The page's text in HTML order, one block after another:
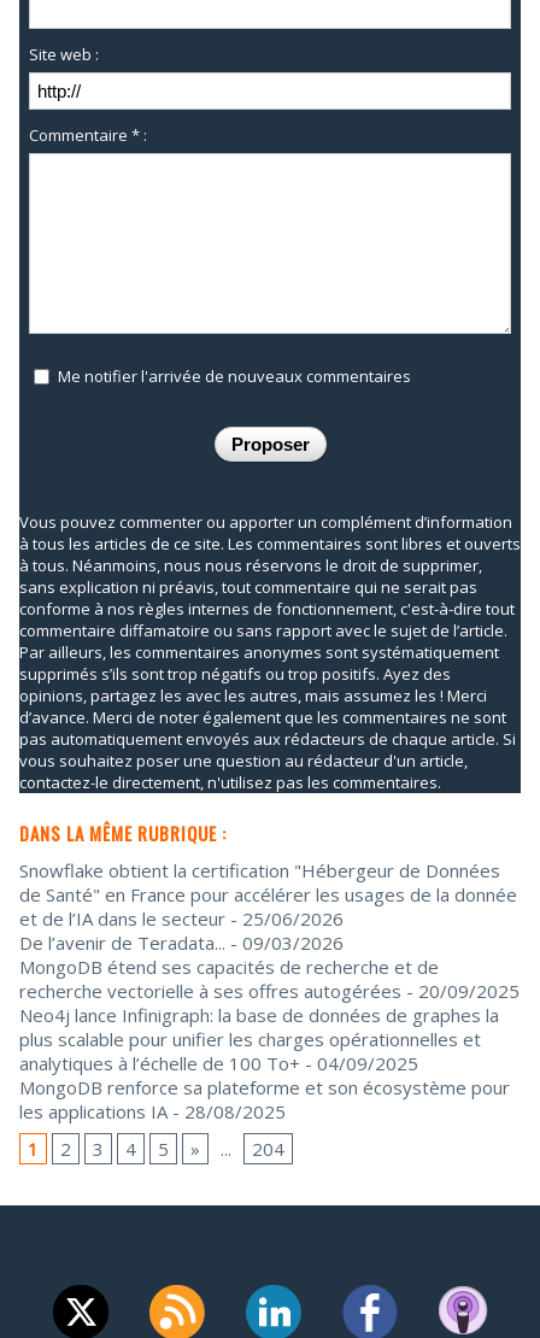
Site web :
Commentaire * :
Me notifier l'arrivée de nouveaux commentaires
Vous pouvez commenter ou apporter un complément d’information
à tous les articles de ce site. Les commentaires sont libres et ouverts
à tous. Néanmoins, nous nous réservons le droit de supprimer,
sans explication ni préavis, tout commentaire qui ne serait pas
conforme à nos règles internes de fonctionnement, c'est-à-dire tout
commentaire diffamatoire ou sans rapport avec le sujet de l’article.
Par ailleurs, les commentaires anonymes sont systématiquement
supprimés s’ils sont trop négatifs ou trop positifs. Ayez des
opinions, partagez les avec les autres, mais assumez les ! Merci
d’avance. Merci de noter également que les commentaires ne sont
pas automatiquement envoyés aux rédacteurs de chaque article. Si
vous souhaitez poser une question au rédacteur d'un article,
contactez-le directement, n'utilisez pas les commentaires.
DANS LA MÊME RUBRIQUE :
Snowflake obtient la certification "Hébergeur de Données
de Santé" en France pour accélérer les usages de la donnée
et de l’IA dans le secteur - 25/06/2026
De l’avenir de Teradata... - 09/03/2026
MongoDB étend ses capacités de recherche et de
recherche vectorielle à ses offres autogérées - 20/09/2025
Neo4j lance Infinigraph: la base de données de graphes la
plus scalable pour unifier les charges opérationnelles et
analytiques à l’échelle de 100 To+ - 04/09/2025
MongoDB renforce sa plateforme et son écosystème pour
les applications IA - 28/08/2025
1
2 3 4 5 » ... 204